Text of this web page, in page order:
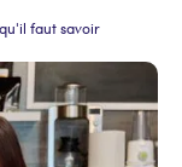
faut savoir